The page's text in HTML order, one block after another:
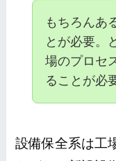
もちろんあ
とが必要。
場のプロセ
ることが必
設備保全系は工